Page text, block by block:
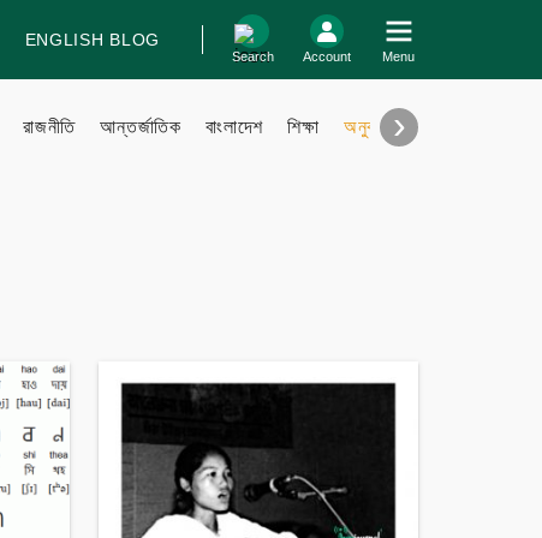
log In
FAQ
Engage with us
ENGLISH BLOG
Search Account Menu
রাজনীতি আন্তর্জাতিক বাংলাদেশ শিক্ষা অনুবাদ বিবিধ
›